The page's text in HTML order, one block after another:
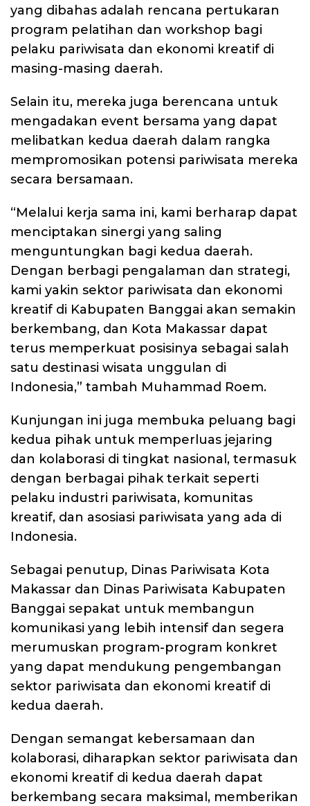
yang dibahas adalah rencana pertukaran
program pelatihan dan workshop bagi
pelaku pariwisata dan ekonomi kreatif di
masing-masing daerah.
Selain itu, mereka juga berencana untuk
mengadakan event bersama yang dapat
melibatkan kedua daerah dalam rangka
mempromosikan potensi pariwisata mereka
secara bersamaan.
“Melalui kerja sama ini, kami berharap dapat
menciptakan sinergi yang saling
menguntungkan bagi kedua daerah.
Dengan berbagi pengalaman dan strategi,
kami yakin sektor pariwisata dan ekonomi
kreatif di Kabupaten Banggai akan semakin
berkembang, dan Kota Makassar dapat
terus memperkuat posisinya sebagai salah
satu destinasi wisata unggulan di
Indonesia,” tambah Muhammad Roem.
Kunjungan ini juga membuka peluang bagi
kedua pihak untuk memperluas jejaring
dan kolaborasi di tingkat nasional, termasuk
dengan berbagai pihak terkait seperti
pelaku industri pariwisata, komunitas
kreatif, dan asosiasi pariwisata yang ada di
Indonesia.
Sebagai penutup, Dinas Pariwisata Kota
Makassar dan Dinas Pariwisata Kabupaten
Banggai sepakat untuk membangun
komunikasi yang lebih intensif dan segera
merumuskan program-program konkret
yang dapat mendukung pengembangan
sektor pariwisata dan ekonomi kreatif di
kedua daerah.
Dengan semangat kebersamaan dan
kolaborasi, diharapkan sektor pariwisata dan
ekonomi kreatif di kedua daerah dapat
berkembang secara maksimal, memberikan